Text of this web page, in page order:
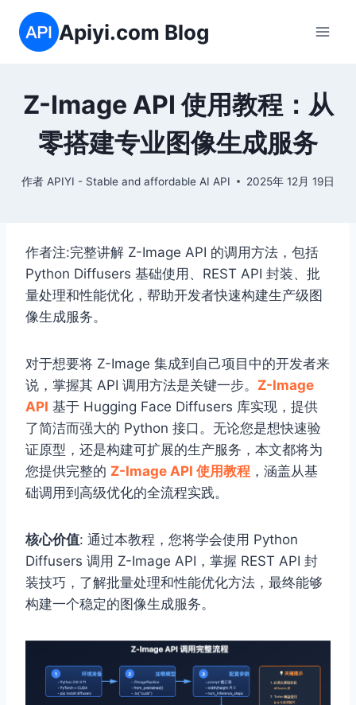
Apiyi.com Blog
Z-Image API 使用教程：从
零搭建专业图像生成服务
作者 APIYI - Stable and affordable AI API 2025年 12月 19日
作者注:完整讲解 Z-Image API 的调用方法，包括
Python Diffusers 基础使用、REST API 封装、批
量处理和性能优化，帮助开发者快速构建生产级图
像生成服务。
对于想要将 Z-Image 集成到自己项目中的开发者来
说，掌握其 API 调用方法是关键一步。 Z-Image
API 基于 Hugging Face Diffusers 库实现，提供
了简洁而强大的 Python 接口。无论您是想快速验
证原型，还是构建可扩展的生产服务，本文都将为
您提供完整的 Z-Image API 使用教程 ，涵盖从基
础调用到高级优化的全流程实践。
核心价值: 通过本教程，您将学会使用 Python
Diffusers 调用 Z-Image API，掌握 REST API 封
装技巧，了解批量处理和性能优化方法，最终能够
构建一个稳定的图像生成服务。